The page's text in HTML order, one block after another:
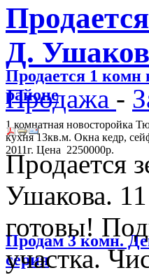
Продается 1
районе
1 комнатная новосторойка
кухня 13кв.м. Окна кедр,
2011г. Цена 2250000р.
Продам 3 комн.
серия
Д.
Продажа -
Продается
Ушакова.
готовы!
участка.